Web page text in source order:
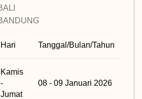
Hari Tanggal/Bulan/Tahun
Kamis
-
Jumat
08 - 09 Januari 2026